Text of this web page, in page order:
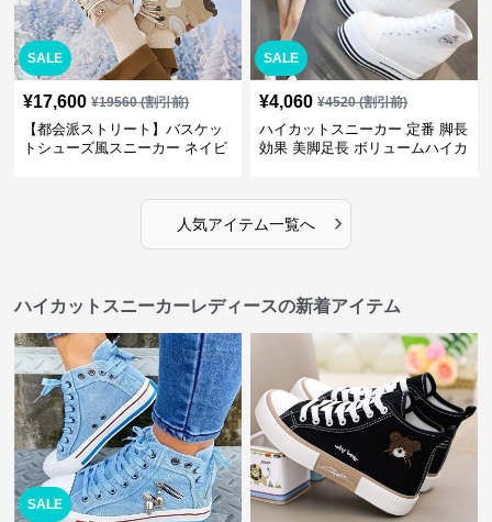
SALE
¥17,600 ¥19560(割引前)
【都会派ストリート】バスケッ
トシューズ風スニーカー ネイビ
SALE
¥4,060 ¥4520(割引前)
ハイカットスニーカー 定番 脚長
効果 美脚足長 ボリュームハイカ
かわいい
人気アイテム一覧へ ›
ハイカットスニーカーレディースの新着アイテム
SALE